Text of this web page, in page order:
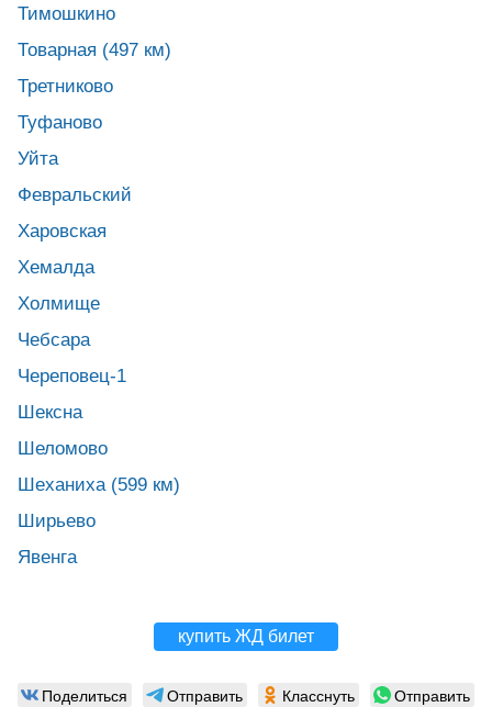
Тимошкино
Товарная (497 км)
Третниково
Туфаново
Уйта
Февральский
Харовская
Хемалда
Холмище
Чебсара
Череповец-1
Шексна
Шеломово
Шеханиха (599 км)
Ширьево
Явенга
купить ЖД билет
Поделиться Отправить Класснуть
Отправить